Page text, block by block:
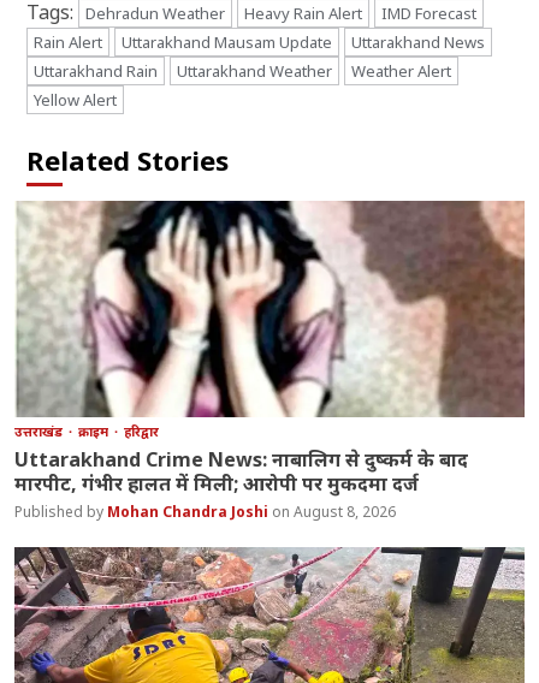
Tags: Dehradun Weather Heavy Rain Alert
IMD Forecast
Rain Alert
Uttarakhand Mausam Update
Uttarakhand News
Uttarakhand Rain
Uttarakhand Weather
Weather Alert
Yellow Alert
Related Stories
उत्तराखंड क्राइम हरिद्वार
Uttarakhand Crime News: नाबालिग से दुष्कर्म के बाद
मारपीट, गंभीर हालत में मिली; आरोपी पर मुकदमा दर्ज
Mohan Chandra Joshi August 8, 2026